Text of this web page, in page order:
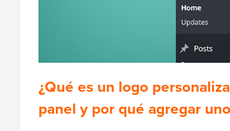
¿Qué es un logo
panel y por qué agregar